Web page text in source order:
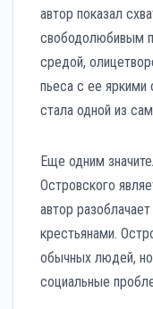
автор показал
свободолюбивым
средой,
пьеса с ее
стала одной из
Еще одним
Островского
автор
крестьянами.
обычных людей, но
социальные